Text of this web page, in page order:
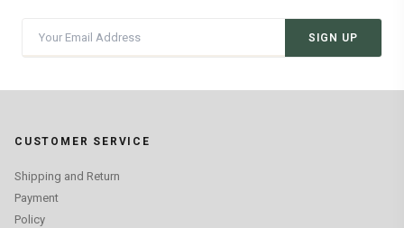
SIGN UP
CUSTOMER SERVICE
Shipping and Return
Payment
Policy